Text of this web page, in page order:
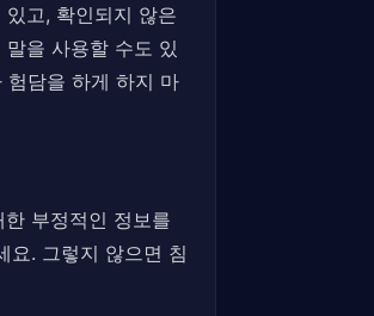
고, 확인되지 않은
을 사용할 수도 있
험담을 하게 하지 마
부정적인 정보를
요. 그렇지 않으면 침